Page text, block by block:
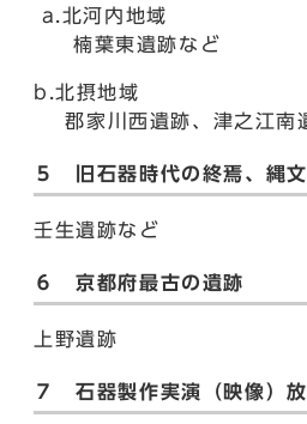
a.北河内地域
楠葉東遺跡など
b.北摂地域
郡家川西遺跡、津之江南
５ 旧石器時代の終焉、縄
壬生遺跡など
６ 京都府最古の遺跡
上野遺跡
７ 石器製作実演（映像）